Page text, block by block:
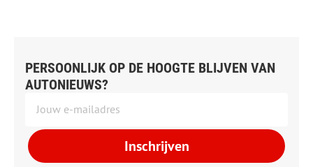
PERSOONLIJK OP DE HOOGTE BLIJVEN VAN
AUTONIEUWS?
Inschrijven